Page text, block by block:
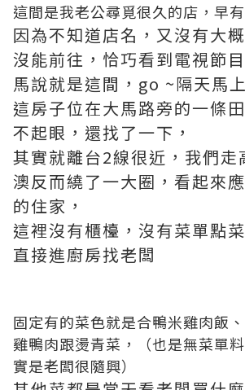
這間是我老公尋覓很久的店，早
因為不知道店名，又沒有大
沒能前往，恰巧看到電視節
馬說就是這間，go ~隔天馬
這房子位在大馬路旁的一條
不起眼，還找了一下，
其實就離台2線很近，我們走
澳反而繞了一大圈，看起來
的住家，
這裡沒有櫃檯，沒有菜單點
直接進廚房找老闆
固定有的菜色就是合鴨米雞肉飯
雞鴨肉跟燙青菜，（也是無菜單
實是老闆很隨興）